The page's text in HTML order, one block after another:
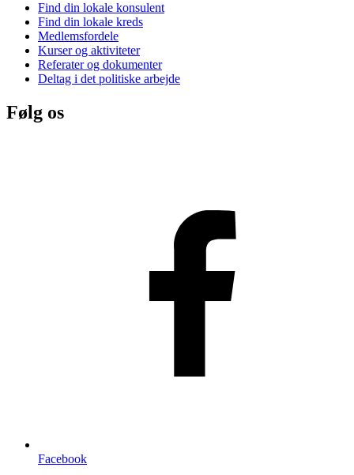
Find din lokale konsulent
Find din lokale kreds
Medlemsfordele
Kurser og aktiviteter
Referater og dokumenter
Deltag i det politiske arbejde
Følg os
Facebook